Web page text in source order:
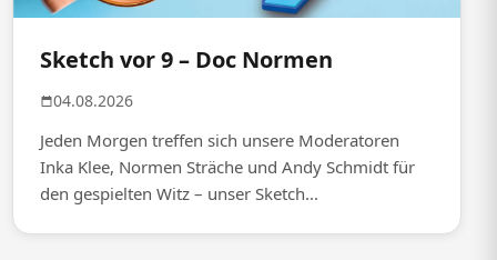
Sketch vor 9 – Doc Normen
04.08.2026
Jeden Morgen treffen sich unsere Moderatoren
Inka Klee, Normen Sträche und Andy Schmidt für
den gespielten Witz – unser Sketch...